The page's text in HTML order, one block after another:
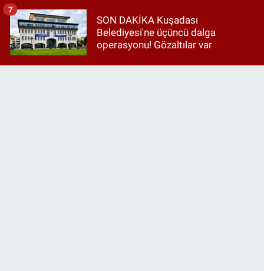
SON DAKİKA Kuşadası
Belediyesi'ne üçüncü dalga
operasyonu! Gözaltılar var
7